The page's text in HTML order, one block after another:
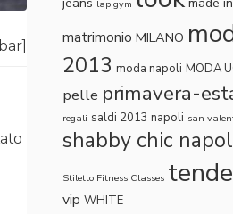
lap gym
matrimonio MILANO
2013 moda napoli MODA
pelle primavera-
regali saldi 2013 napoli san
shabby chic
Stiletto Fitness Classes
vip WHITE